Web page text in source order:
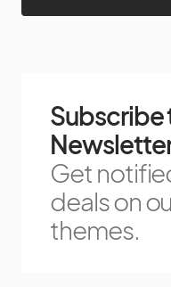
Subscribe
Get
deals on
themes.